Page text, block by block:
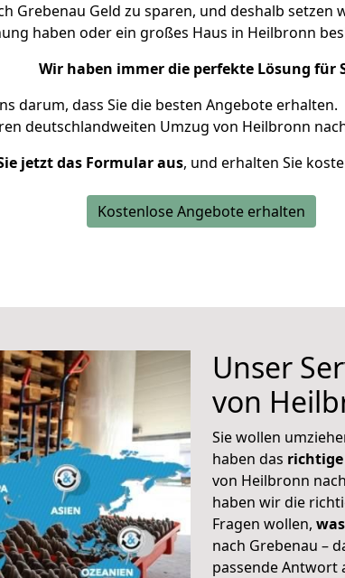
Grebenau Geld zu sparen, und deshalb setzen
haben oder ein großes Haus in Heilbronn
Wir haben immer die perfekte Lösung für
darum, dass Sie die besten Angebote erhalten.
deutschlandweiten Umzug von Heilbronn
jetzt das Formular aus, und erhalten Sie
Kostenlose Angebote erhalten
Unser
von
Sie wollen
haben das
von Heilbronn
haben wir die
Fragen wollen,
nach Grebenau –
passende Antwort